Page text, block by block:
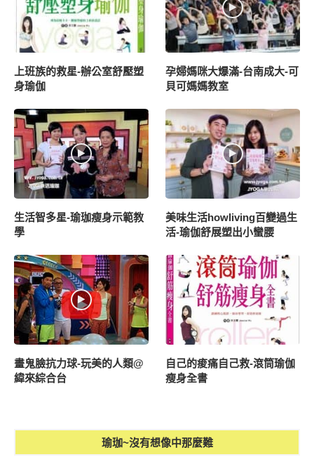
上班族的救星-辦公室舒壓塑
身瑜伽
孕婦媽咪大爆滿-台南成大-可
貝可媽媽教室
生活智多星-瑜珈瘦身示範教
學
美味生活howliving百變過生
活-瑜伽舒展塑出小蠻腰
畫鬼臉抗力球-玩美的人類@
緯來綜合台
自己的痠痛自己救-滾筒瑜伽
瘦身全書
瑜珈~沒有想像中那麼難